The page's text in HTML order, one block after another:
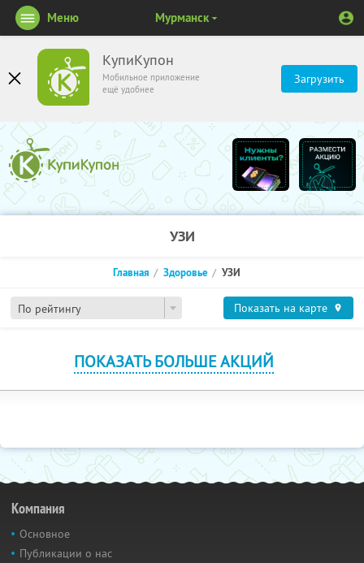
КупиКупон
Мобильное приложение
ещё удобнее
Загрузить
Меню Мурманск
УЗИ
По рейтингу
Главная Здоровье УЗИ
Показать на карте
ПОКАЗАТЬ БОЛЬШЕ АКЦИЙ
Компания
Основное
Публикации о нас